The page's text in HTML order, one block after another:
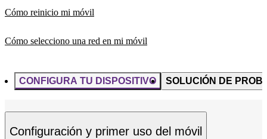
Cómo reinicio mi móvil
Cómo selecciono una red en mi móvil
CONFIGURA TU DISPOSITIVO SOLUCIÓN DE
Configuración y primer uso del móvil